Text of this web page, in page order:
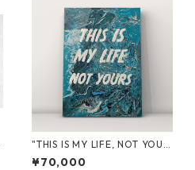
"THIS IS MY LIFE, NOT YOUR
S"
¥70,000